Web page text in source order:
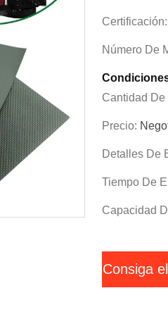
Certificación:
Número De
Cantidad De
Precio:
Detalles De
Tiempo De
Capacidad
Consiga